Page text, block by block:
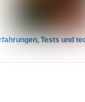
Tests und